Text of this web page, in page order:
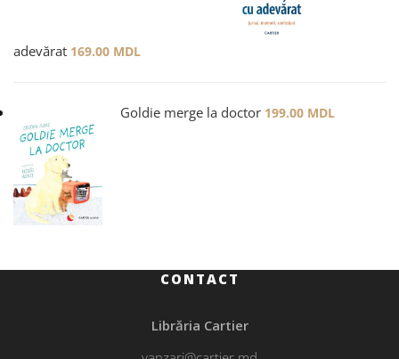
adevărat 169.00 MDL
Goldie merge la doctor 199.00 MDL
CONTACT
Librăria Cartier